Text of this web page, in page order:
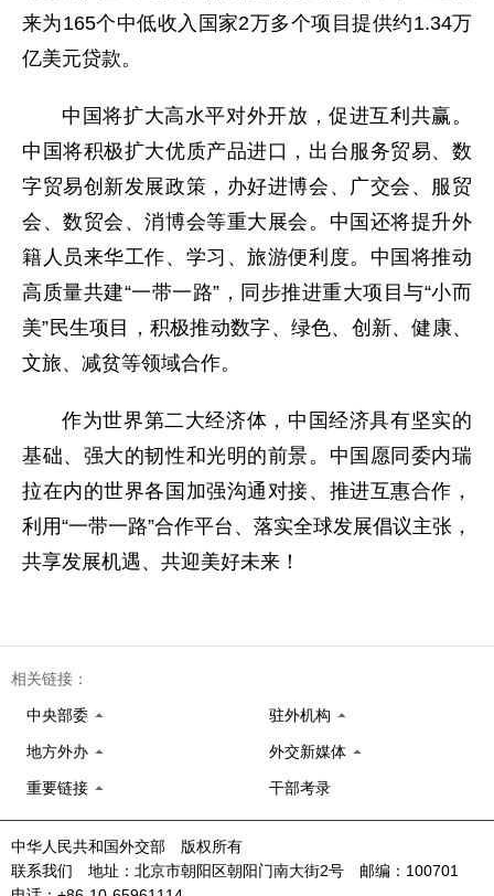
来为165个中低收入国家2万多个项目提供约1.34万
亿美元贷款。
中国将扩大高水平对外开放，促进互利共赢。
中国将积极扩大优质产品进口，出台服务贸易、数
字贸易创新发展政策，办好进博会、广交会、服贸
会、数贸会、消博会等重大展会。中国还将提升外
籍人员来华工作、学习、旅游便利度。中国将推动
高质量共建“一带一路”，同步推进重大项目与“小而
美”民生项目，积极推动数字、绿色、创新、健康、
文旅、减贫等领域合作。
作为世界第二大经济体，中国经济具有坚实的
基础、强大的韧性和光明的前景。中国愿同委内瑞
拉在内的世界各国加强沟通对接、推进互惠合作，
利用“一带一路”合作平台、落实全球发展倡议主张，
共享发展机遇、共迎美好未来！
相关链接：
中央部委 驻外机构
地方外办 外交新媒体
重要链接 干部考录
中华人民共和国外交部 版权所有
联系我们 地址：北京市朝阳区朝阳门南大街2号 邮编：100701